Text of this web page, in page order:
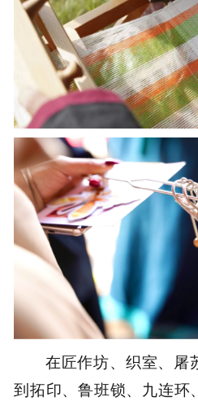
在匠作坊、织室、屠
到拓印、鲁班锁、九连环